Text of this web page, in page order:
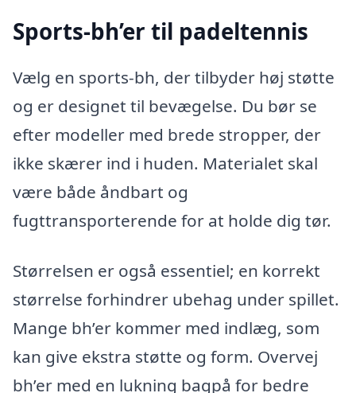
Sports-bh’er til padeltennis
Vælg en sports-bh, der tilbyder høj støtte
og er designet til bevægelse. Du bør se
efter modeller med brede stropper, der
ikke skærer ind i huden. Materialet skal
være både åndbart og
fugttransporterende for at holde dig tør.
Størrelsen er også essentiel; en korrekt
størrelse forhindrer ubehag under spillet.
Mange bh’er kommer med indlæg, som
kan give ekstra støtte og form. Overvej
bh’er med en lukning bagpå for bedre